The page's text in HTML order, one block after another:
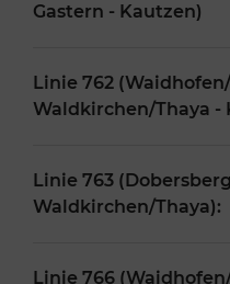
Gastern - Kautzen)
Linie 762
Waldkirchen/Thaya -
Linie 763
Waldkirchen/Thaya):
Linie 766